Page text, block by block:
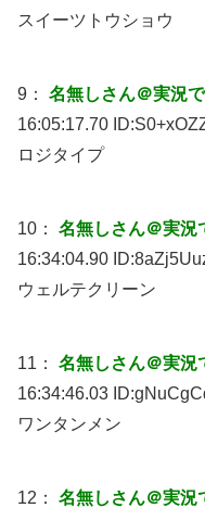
スイーツトウショウ
9： 名無しさん＠実況
16:05:17.70 ID:
ロジタイプ
10： 名無しさん＠実況
16:34:04.90 ID:
ウェルテクリーン
11： 名無しさん＠実況
16:34:46.03 ID:
ワンタンメン
12： 名無しさん＠実況